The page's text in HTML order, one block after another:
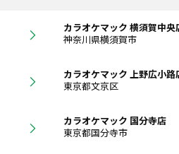
カラオケマック 横須賀中央
神奈川県横須賀市
カラオケマック 上野広小路
東京都文京区
カラオケマック 国分寺店
東京都国分寺市